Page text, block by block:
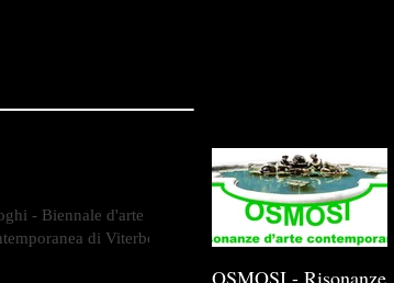
- Biennale d'arte
di Viterbo
OSMOSI - Risonanze